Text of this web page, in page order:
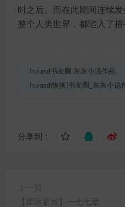
时之后。而在此期间连续
整个人类世界，都陷入了措
huiasd书友圈 灰灰小说作品
huiasd(恢恢)书友圈_灰灰小说
分享到：
【星际后宫】一七七章